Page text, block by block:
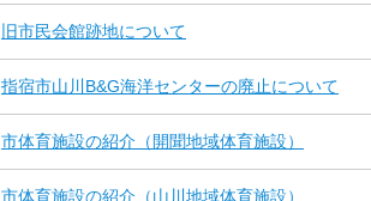
旧市民会館跡地について
指宿市山川B&G海洋センターの廃止について
市体育施設の紹介（開聞地域体育施設）
市体育施設の紹介（山川地域体育施設）